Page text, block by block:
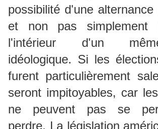
possibilité d'une alternance
et non pas simplement
l'intérieur d'un
idéologique. Si les
furent particulièrement
seront impitoyables, car
ne peuvent pas se
perdre. La législation